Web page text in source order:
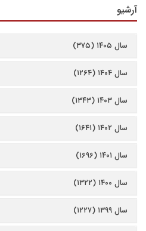
آرشیو
سال ۱۴۰۵ (۳۷۵)
سال ۱۴۰۴ (۱۲۶۴)
سال ۱۴۰۳ (۱۳۴۳)
سال ۱۴۰۲ (۱۶۴۱)
سال ۱۴۰۱ (۱۶۹۶)
سال ۱۴۰۰ (۱۳۲۲)
سال ۱۳۹۹ (۱۲۲۷)